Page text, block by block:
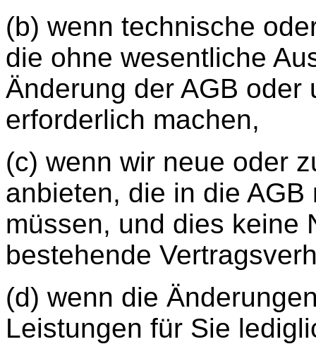
(b) wenn technische
die ohne wesentliche
Änderung der AGB oder
erforderlich machen,
(c) wenn wir neue oder
anbieten, die in die
müssen, und dies keine
bestehende
(d) wenn die
Leistungen für Sie